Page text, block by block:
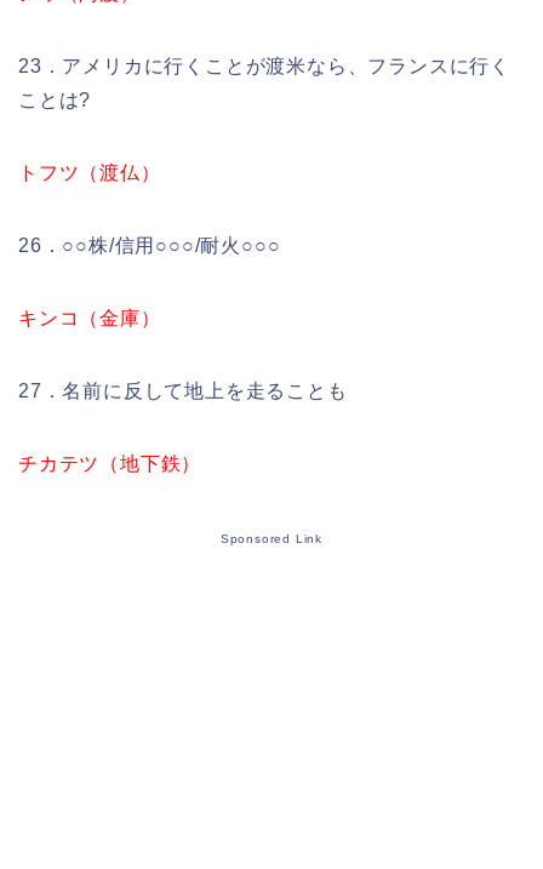
23．アメリカに行くことが渡米なら、フランスに行く
ことは?
トフツ（渡仏）
26．○○株/信用○○○/耐火○○○
キンコ（金庫）
27．名前に反して地上を走ることも
チカテツ（地下鉄）
Sponsored Link